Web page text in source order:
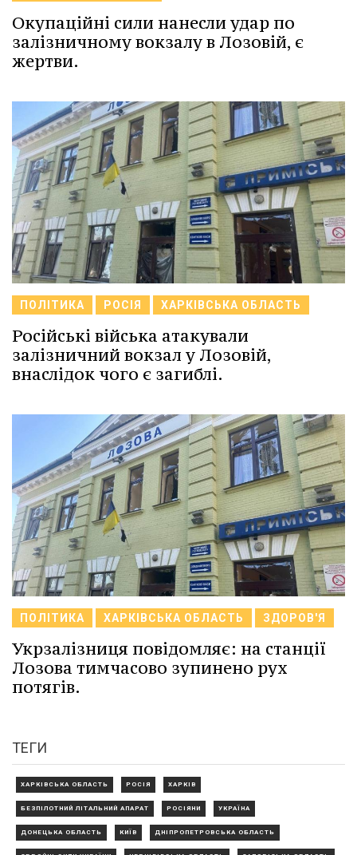
Окупаційні сили нанесли удар по
залізничному вокзалу в Лозовій, є
жертви.
ПОЛІТИКА РОСІЯ ХАРКІВСЬКА ОБЛАСТЬ
Російські війська атакували
залізничний вокзал у Лозовій,
внаслідок чого є загиблі.
ПОЛІТИКА ХАРКІВСЬКА ОБЛАСТЬ ЗДОРОВ'Я
Укрзалізниця повідомляє: на станції
Лозова тимчасово зупинено рух
потягів.
ТЕГИ
ХАРКІВСЬКА ОБЛАСТЬ РОСІЯ ХАРКІВ
БЕЗПІЛОТНИЙ ЛІТАЛЬНИЙ АПАРАТ РОСІЯНИ УКРАЇНА
ДОНЕЦЬКА ОБЛАСТЬ КИЇВ ДНІПРОПЕТРОВСЬКА ОБЛАСТЬ